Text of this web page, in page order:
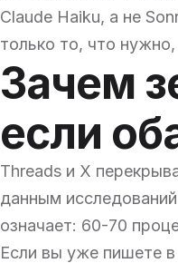
Claude Haiku, а не
только то, что
Зачем
если
Threads и X
данным
означает: 60-70
Если вы уже пишете в